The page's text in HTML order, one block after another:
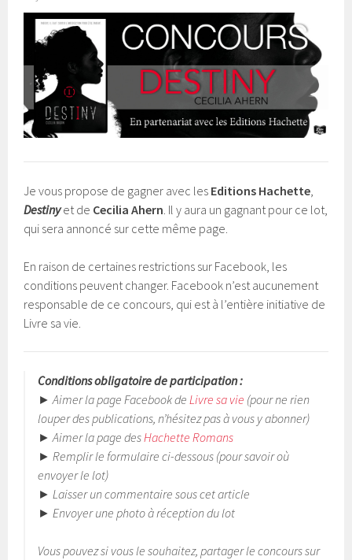
Je vous propose de gagner avec les Editions Hachette
Destinyet de Cecilia Ahern . Il y aura un gagnant pour ce lot,
qui sera annoncé sur cette même page.
En raison de certaines restrictions sur Facebook, les
conditions peuvent changer. Facebook n’est aucunement
responsable de ce concours, qui est à l’entière initiative de
Livre sa vie.
Conditions obligatoire de participation :
► Aimer la page Facebook de Livre sa vie (pour ne rien
louper des publications, n’hésitez pas à vous y abonner)
► Aimer la page des Hachette Romans
► Remplir le formulaire ci-dessous (pour savoir où
envoyer le lot)
► Laisser un commentaire sous cet article
► Envoyer une photo à réception du lot
Vous pouvez si vous le souhaitez, partager le concours sur